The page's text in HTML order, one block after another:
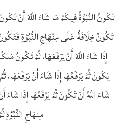
تَكُونُ النُّبُوَّةُ فِيكُمْ مَا شَاءَ اللَّهُ أَنْ
تَكُونُ خِلَافَةٌ عَلَى مِنْهَاجِ النُّبُوَّةِ
إِذَا شَاءَ اللَّهُ أَنْ يَرْفَعَهَا، ثُمَّ تَكُونُ
يَكُونَ ثُمَّ يَرْفَعُهَا إِذَا شَاءَ أَنْ
شَاءَ اللَّهُ أَنْ تَكُونَ ثُمَّ يَرْفَعُهَا إِذَا
مِنْهَاجِ